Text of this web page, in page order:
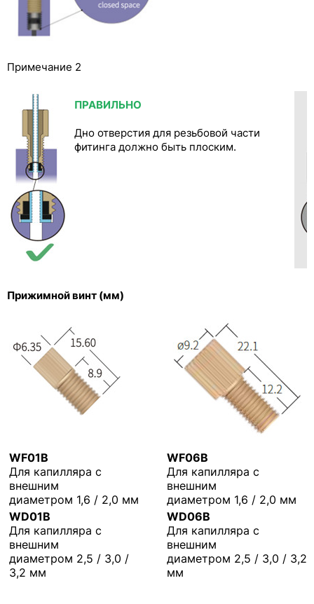
Примечание 2
ПРАВИЛЬНО
Дно отверстия для резьбовой части
фитинга должно быть плоским.
Прижимной винт (мм)
WF01B
Для капилляра с
внешним
диаметром 1,6 / 2,0 мм
WF06B
Для капилляра с
внешним
диаметром 1,6 / 2,0 мм
WD01B
Для капилляра с
внешним
диаметром 2,5 / 3,0 /
3,2 мм
WD06B
Для капилляра с
внешним
диаметром 2,5 / 3,0 / 3,2
мм